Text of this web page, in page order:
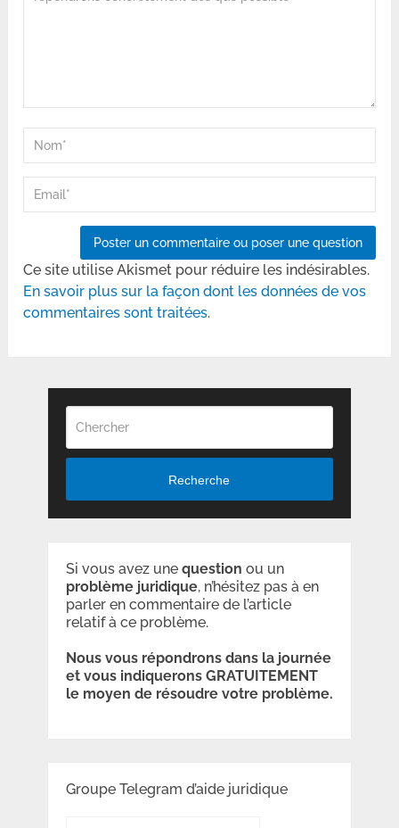
Ce site utilise Akismet pour réduire les indésirables.
En savoir plus sur la façon dont les données de vos
commentaires sont traitées.
Recherche
Si vous avez une question ou un
problème juridique, n’hésitez pas à en
parler en commentaire de l’article
relatif à ce problème.
Nous vous répondrons dans la journée
et vous indiquerons GRATUITEMENT
le moyen de résoudre votre problème.
Groupe Telegram d’aide juridique